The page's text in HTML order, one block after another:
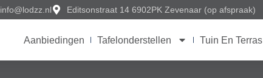
info@lodzz.nl Editsonstraat 14 6902PK Zevenaar (op afspraak)
Aanbiedingen Tafelonderstellen Tuin En Terras